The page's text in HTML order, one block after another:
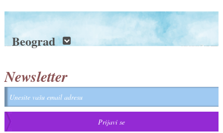
Beograd
Newsletter